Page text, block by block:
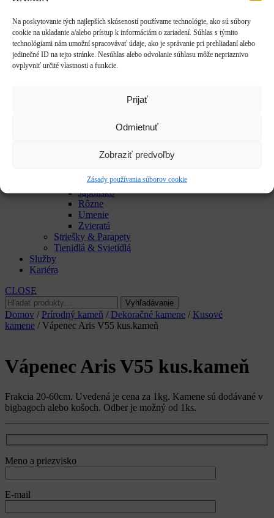
Na poskytovanie tých najlepších skúseností používame technológie, ako sú súbory
cookie na ukladanie a/alebo prístup k informáciám o zariadení. Súhlas s týmito
technológiami nám umožní spracovávať údaje, ako je správanie pri prehliadaní alebo
jedinečné ID na tejto stránke. Nesúhlas alebo odvolanie súhlasu môže nepriaznivo
ovplyvniť určité vlastnosti a funkcie.
Prijať
Odmietnuť
Zobraziť predvoľby
Zásady používania súborov cookie
Imitácie dreva
Mestký mobiliár
Krby & ohniská
Krbové doplnky
Kvetináče & Záhony
Kovové kvetináče
Studne / fontány
Betlehem
Japonsko
Rôzne
Umenie
Zvieratá
Striešky & Parapety
Tienidlá & Svietidlá
Služby
Kariéra
CLOSE
Hľadať:
Vyhľadávanie
Domov / Prírodný kameň / Dekoračné kamene / Kusové
kamene / Vápenec Aris V55 kus.kameň
Vápenec Aris V55 kus.kameň
Frakcia 20-60cm. Uvedená je cena za 1kg. Kamene sú dodávané v
bigbagoch alebo košoch. Odber je možný od 1ks.
Meno a priezvisko
E-mail